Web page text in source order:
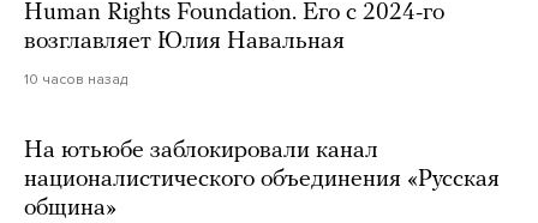
Human Rights Foundation. Его с 2024-го
возглавляет Юлия Навальная
10 часов назад
На ютьюбе заблокировали канал
националистического объединения «Русская
община»